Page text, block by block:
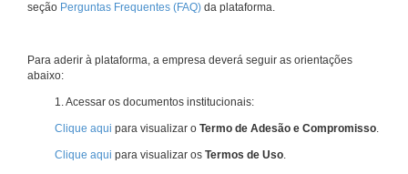
seção Perguntas Frequentes (FAQ) da plataforma.
Para aderir à plataforma, a empresa deverá seguir as orientações
abaixo:
1. Acessar os documentos institucionais:
Clique aqui para visualizar o Termo de Adesão e Compromisso.
Clique aqui para visualizar os Termos de Uso.